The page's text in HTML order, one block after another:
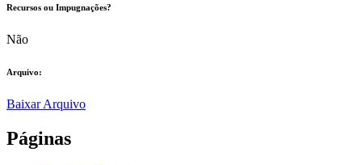
Recursos ou Impugnações? ​
Não
Arquivo:
Baixar Arquivo
Páginas